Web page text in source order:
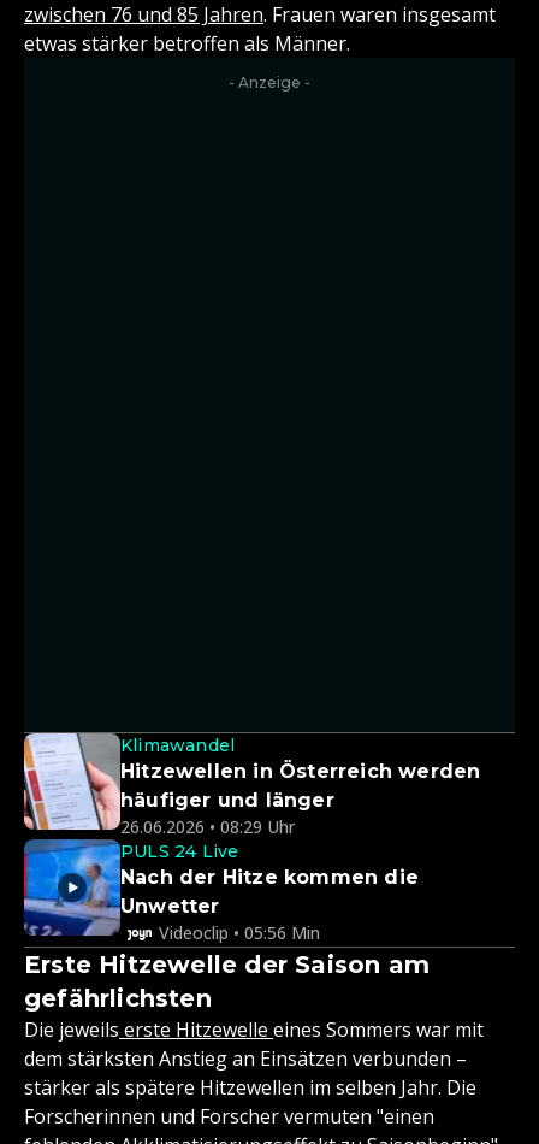
zwischen 76 und 85 Jahren. Frauen waren insgesamt
etwas stärker betroffen als Männer.
- Anzeige -
Klimawandel
Hitzewellen in Österreich werden
häufiger und länger
26.06.2026 • 08:29 Uhr
PULS 24 Live
Nach der Hitze kommen die
Unwetter
Videoclip • 05:56 Min
Erste Hitzewelle der Saison am
gefährlichsten
Die jeweils erste Hitzewelle eines Sommers war mit
dem stärksten Anstieg an Einsätzen verbunden –
stärker als spätere Hitzewellen im selben Jahr. Die
Forscherinnen und Forscher vermuten "einen